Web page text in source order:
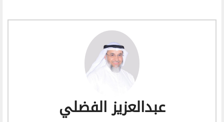
عبدالعزيز الفضلي